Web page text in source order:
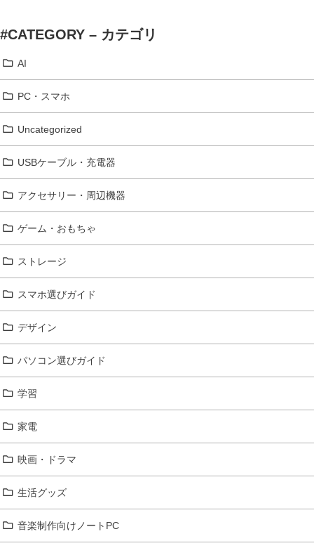
#CATEGORY – カテゴリ
AI
PC・スマホ
Uncategorized
USBケーブル・充電器
アクセサリー・周辺機器
ゲーム・おもちゃ
ストレージ
スマホ選びガイド
デザイン
パソコン選びガイド
学習
家電
映画・ドラマ
生活グッズ
音楽制作向けノートPC